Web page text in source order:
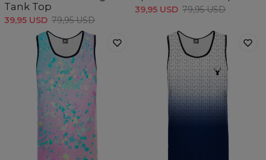
Tank Top
39,95 USD 79,95 USD
39,95 USD 79,95 USD